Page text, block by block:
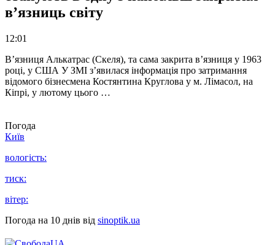
в’язниць світу
12:01
В’язниця Алькатрас (Скеля), та сама закрита в’язниця у 1963
році, у США У ЗМІ з’явилася інформація про затримання
відомого бізнесмена Костянтина Круглова у м. Лімасол, на
Кіпрі, у лютому цього …
Погода
Київ
вологість:
тиск:
вітер:
Погода на 10 днів від sinoptik.ua